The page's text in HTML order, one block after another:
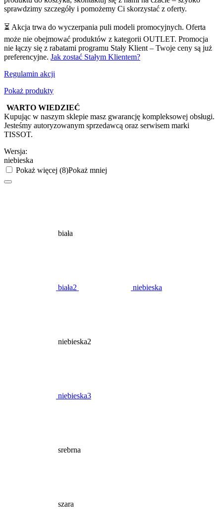
sprawdzimy szczegóły i pomożemy Ci skorzystać z oferty.
⏳ Akcja trwa do wyczerpania puli modeli promocyjnych. Oferta
może nie obejmować produktów z kategorii OUTLET. Promocja
nie łączy się z rabatami programu Stały Klient – Twoje ceny są już
preferencyjne. Jak zostać Stałym Klientem?
Regulamin akcji
Pokaż produkty
WARTO WIEDZIEĆ
Kupując w naszym sklepie masz gwarancję kompleksowej obsługi.
Jesteśmy autoryzowanym sprzedawcą oraz serwisem marki
TISSOT.
Wersja:
niebieska
Pokaż więcej (8)Pokaż mniej
biała
biała2 niebieska
niebieska2
niebieska3
srebrna
szara